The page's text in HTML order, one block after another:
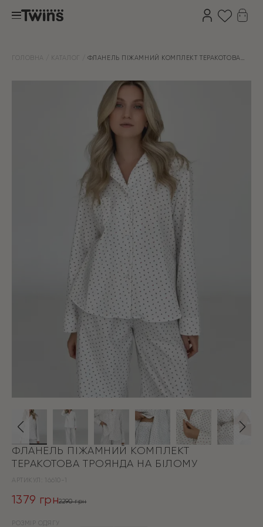
ГОЛОВНА КАТАЛОГ
ФЛАНЕЛЬ ПІЖАМНИЙ КОМПЛЕКТ ТЕРАКОТОВА
ФЛАНЕЛЬ ПІЖАМНИЙ КОМПЛЕКТ
ТЕРАКОТОВА ТРОЯНДА НА БІЛОМУ
АРТИКУЛ: 16610-1
2290грн
1379 грн
РОЗМІР ОДЯГУ